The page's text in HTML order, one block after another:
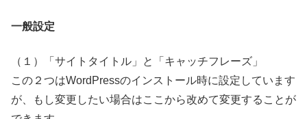
一般設定
（１）「サイトタイトル」と「キャッチフレーズ」
この２つはWordPressのインストール時に設定しています
が、もし変更したい場合はここから改めて変更することが